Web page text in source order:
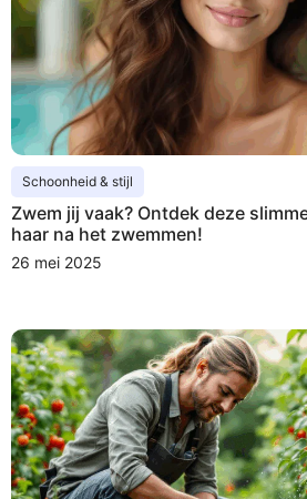
Schoonheid & stijl
Zwem jij vaak? Ontdek deze
haar na het zwemmen!
26 mei 2025